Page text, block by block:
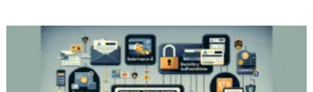
NFC